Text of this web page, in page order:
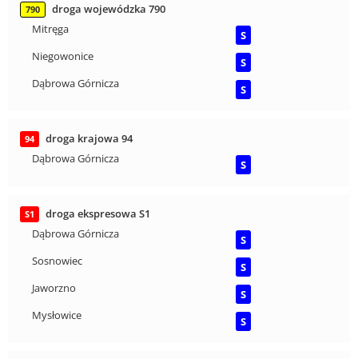
790
droga wojewódzka 790
Mitręga
S
Niegowonice
S
Dąbrowa Górnicza
S
94
droga krajowa 94
Dąbrowa Górnicza
S
S1
droga ekspresowa S1
Dąbrowa Górnicza
S
Sosnowiec
S
Jaworzno
S
Mysłowice
S